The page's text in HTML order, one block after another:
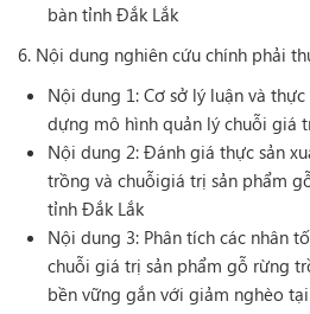
bàn tỉnh Đắk Lắk
6. Nội dung nghiên cứu chính phải
Nội dung 1: Cơ sở lý luận và
dựng mô hình quản lý chuỗi giá
Nội dung 2: Đánh giá thực sản
trồng và chuỗigiá trị sản phẩm
tỉnh Đắk Lắk
Nội dung 3: Phân tích các nhân
chuỗi giá trị sản phẩm gỗ rừng
bền vững gắn với giảm nghèo